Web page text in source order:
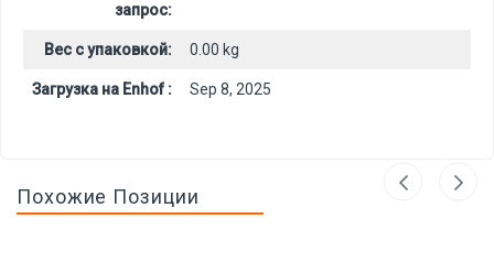
запрос:
Вес с упаковкой: 0.00 kg
Загрузка на Enhof : Sep 8, 2025
Похожие Позиции